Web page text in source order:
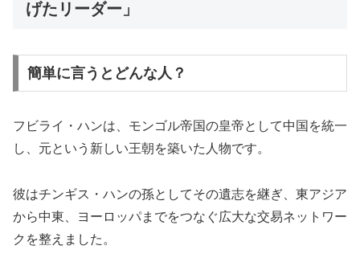
げたリーダー」
簡単に言うとどんな人？
フビライ・ハンは、モンゴル帝国の皇帝として中国を統一
し、元という新しい王朝を築いた人物です。
彼はチンギス・ハンの孫としてその遺志を継ぎ、東アジア
から中東、ヨーロッパまでをつなぐ広大な交易ネットワー
クを整えました。